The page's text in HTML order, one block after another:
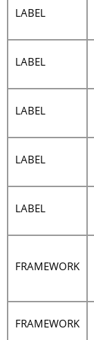
LABEL
LABEL
LABEL
LABEL
LABEL
FRAMEWORK
FRAMEWORK